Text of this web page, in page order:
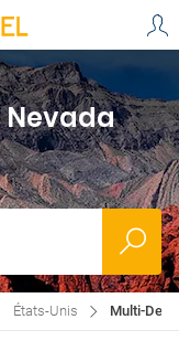
États-Unis Multi-